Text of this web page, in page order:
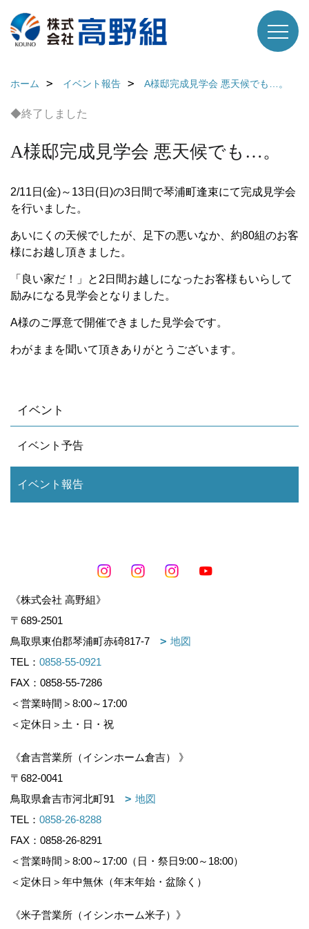
ホーム イベント報告 A様邸完成見学会 悪天候でも…。
◆終了しました
A様邸完成見学会 悪天候でも…。
2/11日(金)～13日(日)の3日間で琴浦町逢束にて完成見学会
を行いました。
あいにくの天候でしたが、足下の悪いなか、約80組のお客
様にお越し頂きました。
「良い家だ！」と2日間お越しになったお客様もいらして
励みになる見学会となりました。
A様のご厚意で開催できました見学会です。
わがままを聞いて頂きありがとうございます。
イベント
イベント予告
イベント報告
《株式会社 高野組》
〒689-2501
鳥取県東伯郡琴浦町赤碕817-7
地図
TEL： 0858-55-0921
FAX：0858-55-7286
＜営業時間＞8:00～17:00
＜定休日＞土・日・祝
《倉吉営業所（イシンホーム倉吉） 》
〒682-0041
鳥取県倉吉市河北町91
地図
TEL： 0858-26-8288
FAX：0858-26-8291
＜営業時間＞8:00～17:00（日・祭日9:00～18:00）
＜定休日＞年中無休（年末年始・盆除く）
《米子営業所（イシンホーム米子）》